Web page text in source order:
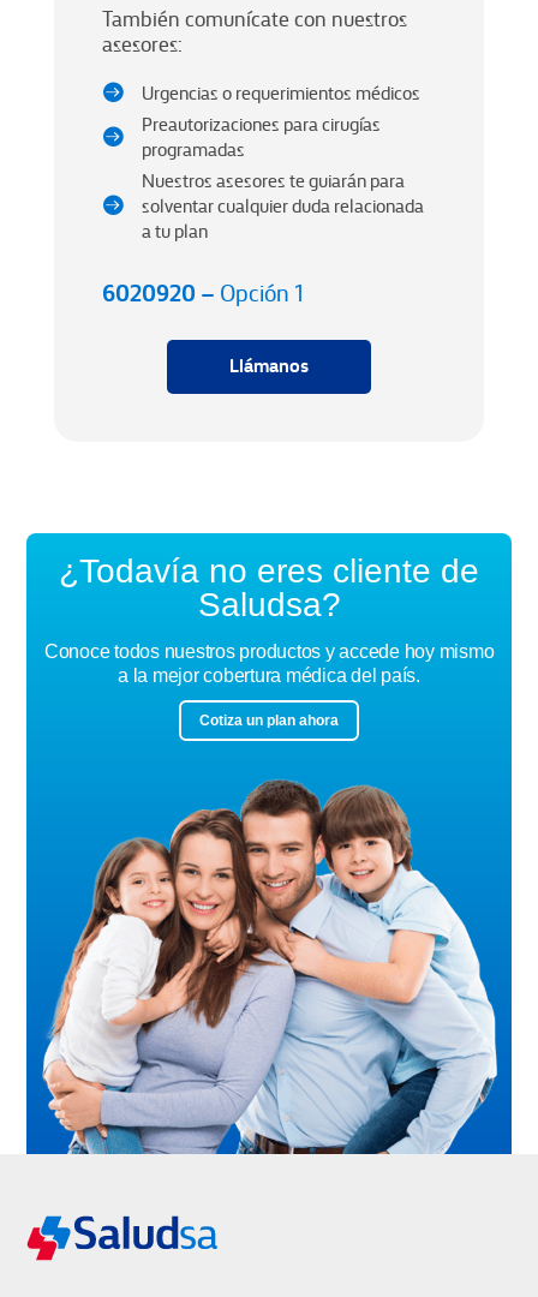
También comunícate con nuestros
asesores:
 Urgencias o requerimientos médicos

Preautorizaciones para cirugías
programadas

Nuestros asesores te guiarán para
solventar cualquier duda relacionada
a tu plan
6020920 – Opción 1
Llámanos
¿Todavía no eres cliente de
Saludsa?
Conoce todos nuestros productos y accede hoy mismo
a la mejor cobertura médica del país.
Cotiza un plan ahora